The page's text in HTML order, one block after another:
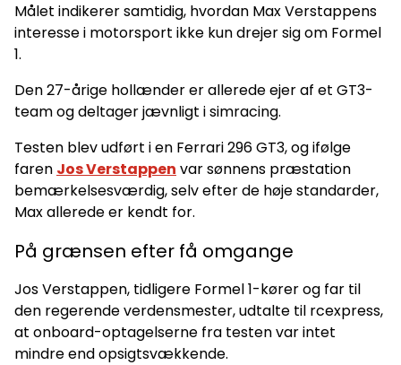
Målet indikerer samtidig, hvordan Max Verstappens
interesse i motorsport ikke kun drejer sig om Formel
1.
Den 27-årige hollænder er allerede ejer af et GT3-
team og deltager jævnligt i simracing.
Testen blev udført i en Ferrari 296 GT3, og ifølge
faren Jos Verstappen var sønnens præstation
bemærkelsesværdig, selv efter de høje standarder,
Max allerede er kendt for.
På grænsen efter få omgange
Jos Verstappen, tidligere Formel 1-kører og far til
den regerende verdensmester, udtalte til rcexpress,
at onboard-optagelserne fra testen var intet
mindre end opsigtsvækkende.